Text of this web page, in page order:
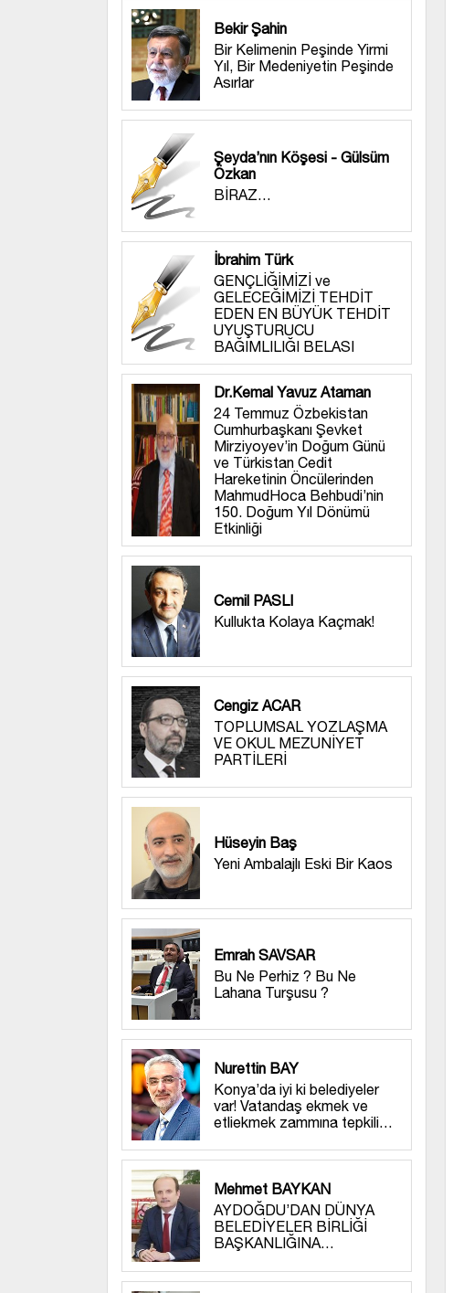
Bekir Şahin
Bir Kelimenin Peşinde Yirmi
Yıl, Bir Medeniyetin Peşinde
Asırlar
Şeyda’nın Köşesi - Gülsüm
Özkan
BİRAZ…
İbrahim Türk
GENÇLİĞİMİZİ ve
GELECEĞİMİZİ TEHDİT
EDEN EN BÜYÜK TEHDİT
UYUŞTURUCU
BAĞIMLILIĞI BELASI
Dr.Kemal Yavuz Ataman
24 Temmuz Özbekistan
Cumhurbaşkanı Şevket
Mirziyoyev’in Doğum Günü
ve Türkistan Cedit
Hareketinin Öncülerinden
MahmudHoca Behbudi’nin
150. Doğum Yıl Dönümü
Etkinliği
Cemil PASLI
Kullukta Kolaya Kaçmak!
Cengiz ACAR
TOPLUMSAL YOZLAŞMA
VE OKUL MEZUNİYET
PARTİLERİ
Hüseyin Baş
Yeni Ambalajlı Eski Bir Kaos
Emrah SAVSAR
Bu Ne Perhiz ? Bu Ne
Lahana Turşusu ?
Nurettin BAY
Konya’da iyi ki belediyeler
var! Vatandaş ekmek ve
etliekmek zammına tepkili…
Mehmet BAYKAN
AYDOĞDU’DAN DÜNYA
BELEDİYELER BİRLİĞİ
BAŞKANLIĞINA…